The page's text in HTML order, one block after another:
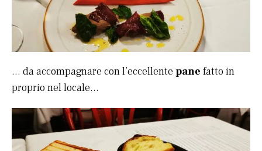
… da accompagnare con l’eccellente pane fatto in
proprio nel locale…